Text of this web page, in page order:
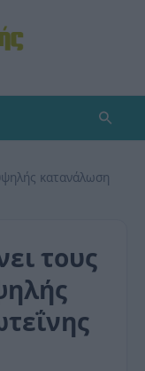
κατανάλωση
τους